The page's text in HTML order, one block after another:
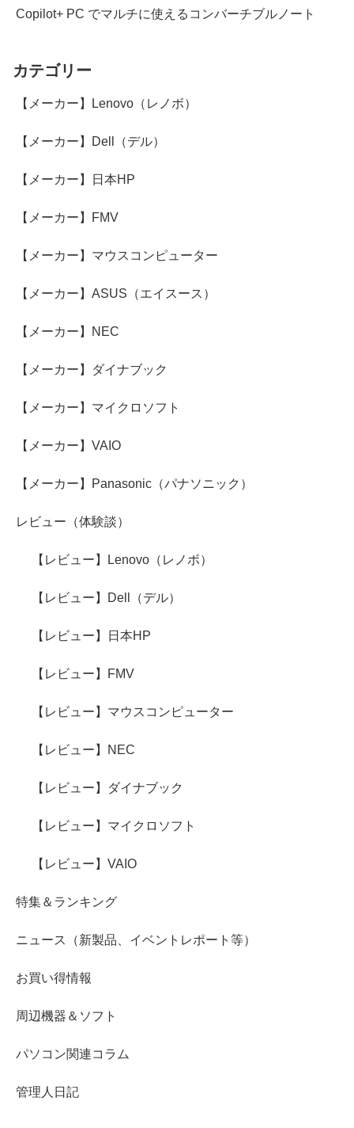
Copilot+ PC でマルチに使えるコンバーチブルノート
カテゴリー
【メーカー】Lenovo（レノボ）
【メーカー】Dell（デル）
【メーカー】日本HP
【メーカー】FMV
【メーカー】マウスコンピューター
【メーカー】ASUS（エイスース）
【メーカー】NEC
【メーカー】ダイナブック
【メーカー】マイクロソフト
【メーカー】VAIO
【メーカー】Panasonic（パナソニック）
レビュー（体験談）
【レビュー】Lenovo（レノボ）
【レビュー】Dell（デル）
【レビュー】日本HP
【レビュー】FMV
【レビュー】マウスコンピューター
【レビュー】NEC
【レビュー】ダイナブック
【レビュー】マイクロソフト
【レビュー】VAIO
特集＆ランキング
ニュース（新製品、イベントレポート等）
お買い得情報
周辺機器＆ソフト
パソコン関連コラム
管理人日記